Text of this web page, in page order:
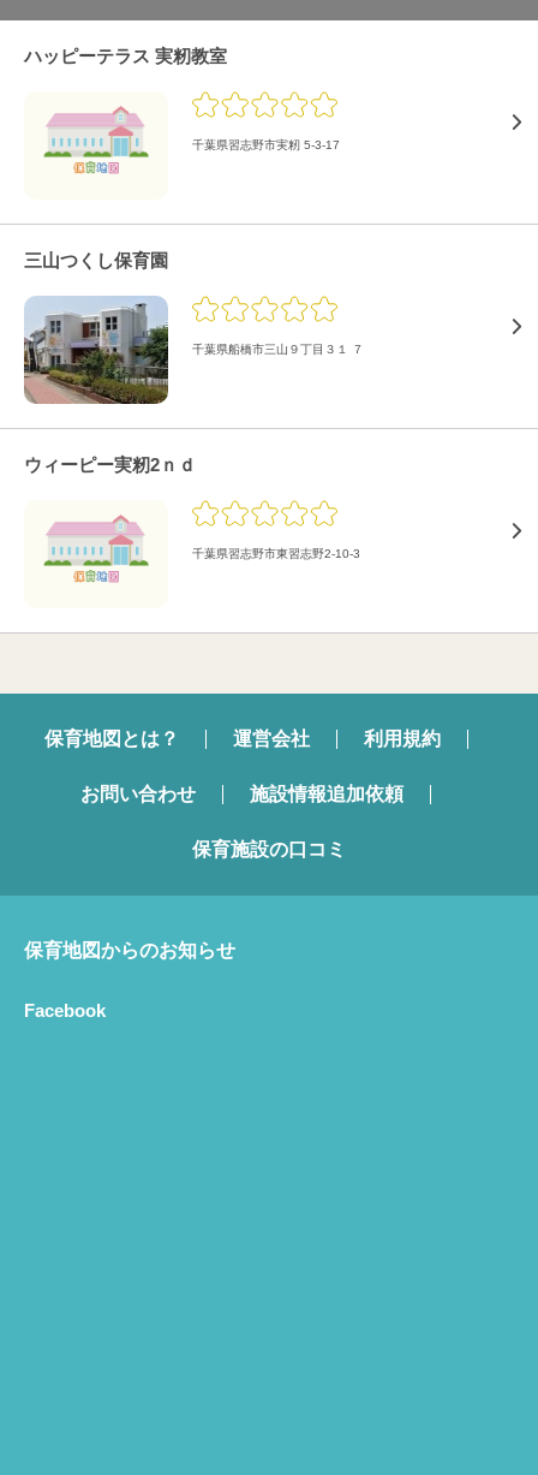
ハッピーテラス 実籾教室
千葉県習志野市実籾 5-3-17
三山つくし保育園
千葉県船橋市三山９丁目３１ ７
ウィーピー実籾2ｎｄ
千葉県習志野市東習志野2-10-3
保育地図とは？ 運営会社 利用規約
お問い合わせ 施設情報追加依頼
保育施設の口コミ
保育地図からのお知らせ
Facebook